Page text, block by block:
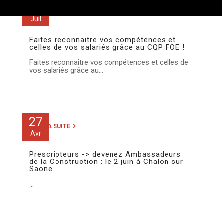
Juil
Faites reconnaitre vos compétences et
celles de vos salariés grâce au CQP FOE !
Faites reconnaitre vos compétences et celles de
vos salariés grâce au...
LIRE LA SUITE
27
Avr
Prescripteurs -> devenez Ambassadeurs
de la Construction : le 2 juin à Chalon sur
Saone
...